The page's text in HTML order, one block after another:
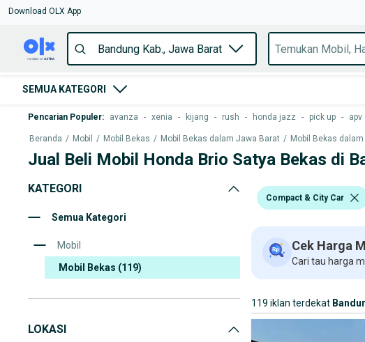
Download OLX App
SEMUA KATEGORI
Pencarian Populer: avanza - xenia - kijang - rush - honda jazz - pick up - apv
Beranda / Mobil / Mobil Bekas / Mobil Bekas dalam Jawa Barat / Mobil Bekas
Jual Beli Mobil Honda Brio Satya Bekas di
KATEGORI
Semua Kategori
Mobil
Mobil Bekas (119)
LOKASI
Compact & City Car
Cek Harga
Cari tau harga
119 iklan terdekat